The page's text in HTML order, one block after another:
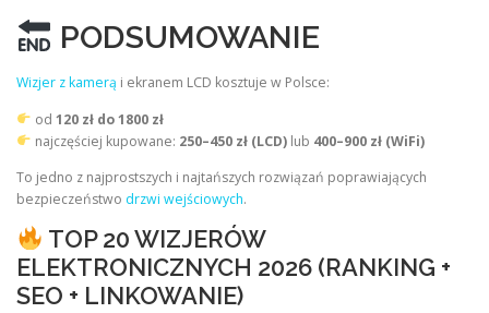
PODSUMOWANIE
Wizjer z kamerą i ekranem LCD kosztuje w Polsce:
od 120 zł do 1800 zł
najczęściej kupowane: 250–450 zł (LCD)lub 400–900 zł (WiFi)
To jedno z najprostszych i najtańszych rozwiązań poprawiających
bezpieczeństwo drzwi wejściowych.
TOP 20 WIZJERÓW
ELEKTRONICZNYCH 2026 (RANKING +
SEO + LINKOWANIE)